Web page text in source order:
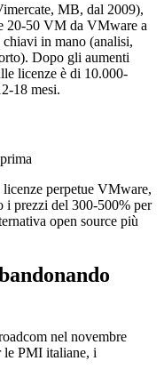
MB, dal 2009),
20-50 VM da VMware a
in mano (analisi,
Dopo gli aumenti
licenze è di 10.000-
18 mesi.
perpetue VMware,
i prezzi del 300-500% per
open source più
nel novembre
le PMI italiane, i